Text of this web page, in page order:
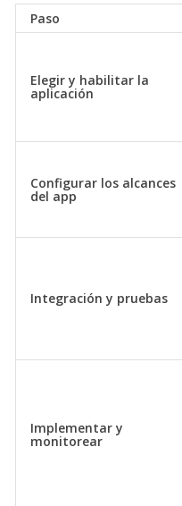
Paso
Elegir y habilitar la
aplicación
Configurar los alcances
del app
Integración y pruebas
Implementar y
monitorear